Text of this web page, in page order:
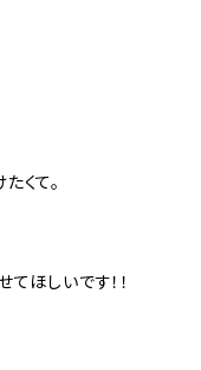
くて。
ほしいです！！